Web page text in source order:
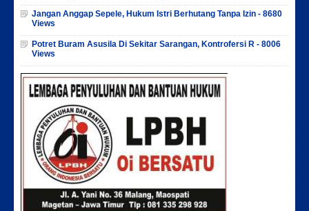
Jangan Anggap Sepele, Hukum Istri Berhutang Tanpa Izin - 8680
Views
Potret Buram Asusila Di Sekitar Sarangan, Kontrofersi R - 8006
Views